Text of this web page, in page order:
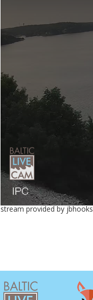
stream provided by jbhooks